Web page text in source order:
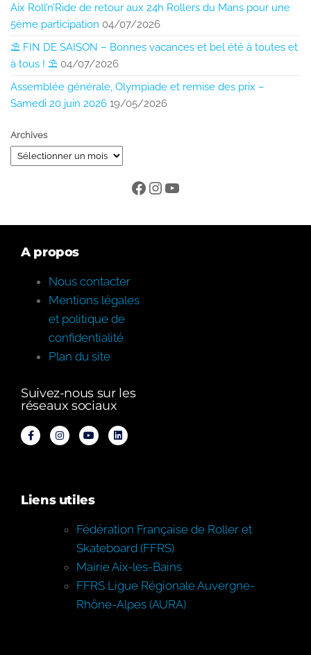
Aix Roll’n’Ride de retour aux 24h Rollers du Mans pour une
5ème participation 04/07/2026
⛱️ FIN DE SAISON – Bonnes vacances et bel été à toutes et
à tous ! ⛱️ 04/07/2026
Assemblée générale, Olympiade et remise des prix –
Samedi 20 juin 2026 19/05/2026
Archives
A propos
Nous contacter
Mentions légales
et politique de
confidentialité
Plan du site
Suivez-nous sur les
réseaux sociaux
Liens utiles
Fédération Française de Roller et
Skateboard (FFRS)
Mairie Aix-les-Bains
FFRS Ligue Régionale Auvergne-
Rhône-Alpes (AURA)